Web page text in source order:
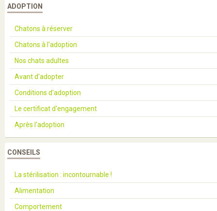
ADOPTION
Chatons à réserver
Chatons à l'adoption
Nos chats adultes
Avant d'adopter
Conditions d'adoption
Le certificat d'engagement
Après l'adoption
CONSEILS
La stérilisation : incontournable !
Alimentation
Comportement